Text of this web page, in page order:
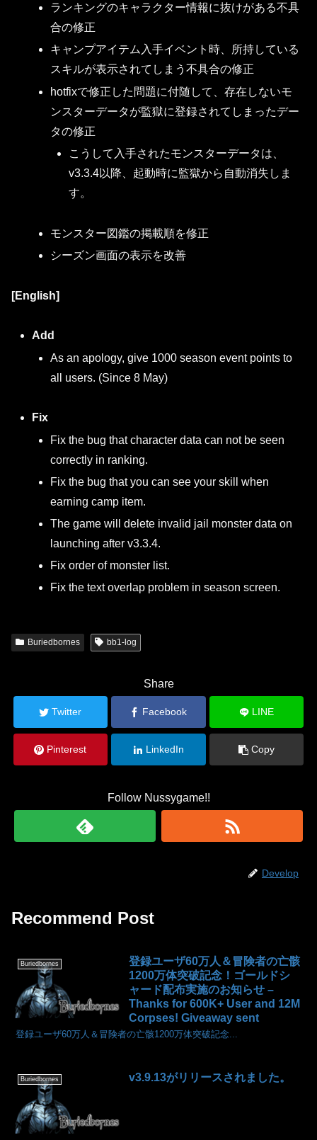
ランキングのキャラクター情報に抜けがある不具
合の修正
キャンプアイテム入手イベント時、所持している
スキルが表示されてしまう不具合の修正
hotfixで修正した問題に付随して、存在しないモ
ンスターデータが監獄に登録されてしまったデー
タの修正
こうして入手されたモンスターデータは、
v3.3.4以降、起動時に監獄から自動消失しま
す。
モンスター図鑑の掲載順を修正
シーズン画面の表示を改善
[English]
Add
As an apology, give 1000 season event points to
all users. (Since 8 May)
Fix
Fix the bug that character data can not be seen
correctly in ranking.
Fix the bug that you can see your skill when
earning camp item.
The game will delete invalid jail monster data on
launching after v3.3.4.
Fix order of monster list.
Fix the text overlap problem in season screen.
Buriedbornes bb1-log
Share
Twitter Facebook LINE
Pinterest LinkedIn Copy
Follow Nussygame!!
Develop
Recommend Post
Buriedbornes
登録ユーザ60万人＆冒険者の亡骸
1200万体突破記念！ゴールドシ
ャード配布実施のお知らせ –
Thanks for 600K+ User and 12M
Corpses! Giveaway sent
登録ユーザ60万人＆冒険者の亡骸1200万体突破記念...
Buriedbornes v3.9.13がリリースされました。